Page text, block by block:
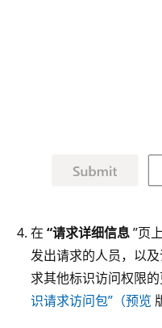
在 “请求详细信息”页
发出请求的人员，以
求其他标识访问权限
识请求访问包”（预览